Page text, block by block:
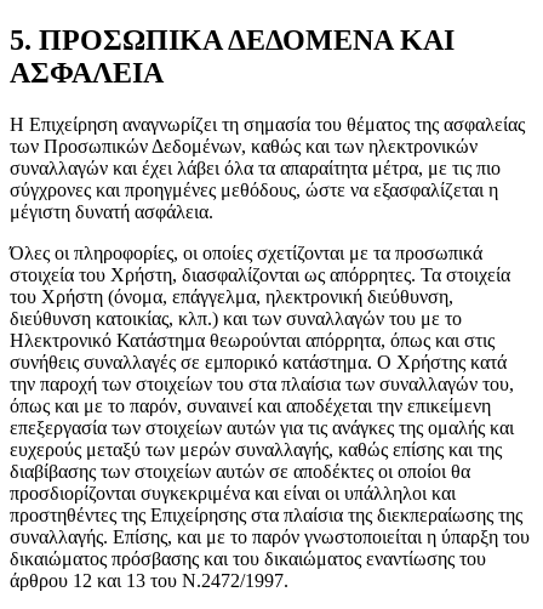
5. ΠΡΟΣΩΠΙΚΑ ΔΕΔΟΜΕΝΑ ΚΑΙ
ΑΣΦΑΛΕΙΑ
Η Επιχείρηση αναγνωρίζει τη σημασία του θέματος της ασφαλείας
των Προσωπικών Δεδομένων, καθώς και των ηλεκτρονικών
συναλλαγών και έχει λάβει όλα τα απαραίτητα μέτρα, με τις πιο
σύγχρονες και προηγμένες μεθόδους, ώστε να εξασφαλίζεται η
μέγιστη δυνατή ασφάλεια.
Όλες οι πληροφορίες, οι οποίες σχετίζονται με τα προσωπικά
στοιχεία του Χρήστη, διασφαλίζονται ως απόρρητες. Τα στοιχεία
του Χρήστη (όνομα, επάγγελμα, ηλεκτρονική διεύθυνση,
διεύθυνση κατοικίας, κλπ.) και των συναλλαγών του με το
Ηλεκτρονικό Κατάστημα θεωρούνται απόρρητα, όπως και στις
συνήθεις συναλλαγές σε εμπορικό κατάστημα. Ο Χρήστης κατά
την παροχή των στοιχείων του στα πλαίσια των συναλλαγών του,
όπως και με το παρόν, συναινεί και αποδέχεται την επικείμενη
επεξεργασία των στοιχείων αυτών για τις ανάγκες της ομαλής και
ευχερούς μεταξύ των μερών συναλλαγής, καθώς επίσης και της
διαβίβασης των στοιχείων αυτών σε αποδέκτες οι οποίοι θα
προσδιορίζονται συγκεκριμένα και είναι οι υπάλληλοι και
προστηθέντες της Επιχείρησης στα πλαίσια της διεκπεραίωσης της
συναλλαγής. Επίσης, και με το παρόν γνωστοποιείται η ύπαρξη του
δικαιώματος πρόσβασης και του δικαιώματος εναντίωσης του
άρθρου 12 και 13 του Ν.2472/1997.